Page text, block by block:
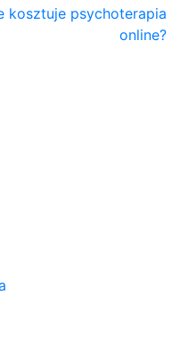
kosztuje psychoterapia
online?